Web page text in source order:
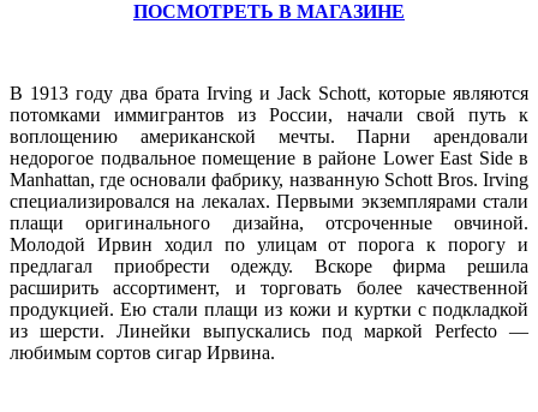
ПОСМОТРЕТЬ В МАГАЗИНЕ
В 1913 году два брата Irving и Jack Schott, которые являются
потомками иммигрантов из России, начали свой путь к
воплощению американской мечты. Парни арендовали
недорогое подвальное помещение в районе Lower East Side в
Manhattan, где основали фабрику, названную Schott Bros. Irving
специализировался на лекалах. Первыми экземплярами стали
плащи оригинального дизайна, отсроченные овчиной.
Молодой Ирвин ходил по улицам от порога к порогу и
предлагал приобрести одежду. Вскоре фирма решила
расширить ассортимент, и торговать более качественной
продукцией. Ею стали плащи из кожи и куртки с подкладкой
из шерсти. Линейки выпускались под маркой Perfecto —
любимым сортов сигар Ирвина.